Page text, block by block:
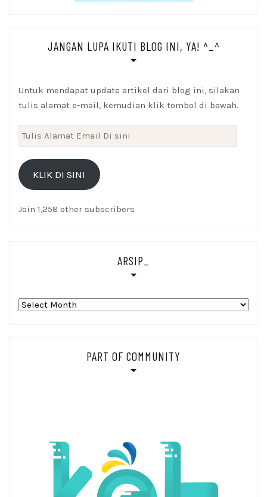
JANGAN LUPA IKUTI BLOG INI, YA! ^_^
Untuk mendapat update artikel dari blog ini, silakan
tulis alamat e-mail, kemudian klik tombol di bawah.
Tulis
Alamat
Email
KLIK DI SINI
Join 1,258 other subscribers
ARSIP_
Arsip_
PART OF COMMUNITY